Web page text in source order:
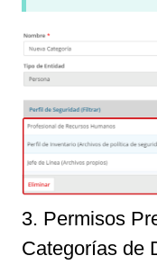
3. Permisos
Categorías de